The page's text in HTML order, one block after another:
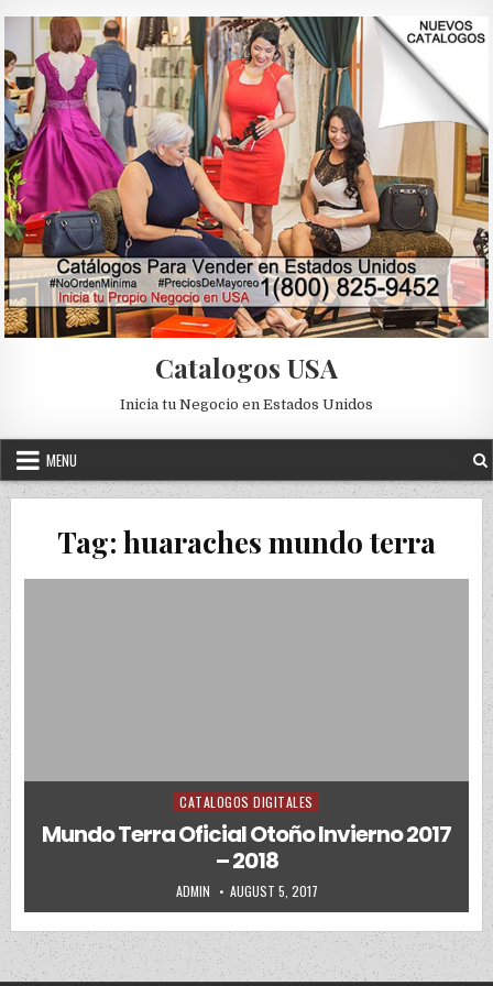
Catalogos USA
Inicia tu Negocio en Estados Unidos
MENU
Tag: huaraches mundo terra
Posted in
CATALOGOS DIGITALES
Mundo Terra Oficial Otoño Invierno 2017
– 2018
AUTHOR:
ADMIN PUBLISHED DATE:
AUGUST 5, 2017